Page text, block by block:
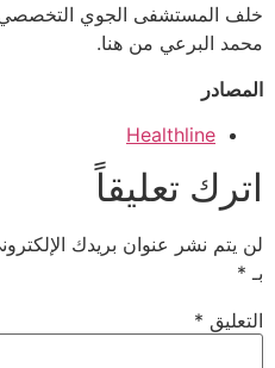
خلف المستشفى الجوي
محمد البرعي من هنا.
المصادر
Healthline
اترك تعليقاً
لن يتم نشر عنوان بريدك
بـ *
التعليق *